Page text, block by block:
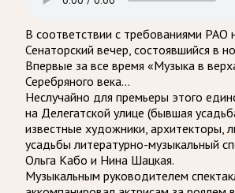
В соответствии с требованиями РАО
Сенаторский вечер, состоявшийся в
Впервые за все время «Музыка в
Серебряного века…
Неслучайно для премьеры этого
на Делегатской улице (бывшая
известные художники, архитекторы,
усадьбы литературно-музыкальный
Ольга Кабо и Нина Шацкая.
Музыкальным руководителем